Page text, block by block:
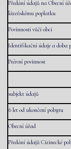
Předání údajů na Obecní
lázeňskému poplatku
Povinnosti vůči obci
Identifikační údaje a doba
Právní povinnost
subjekt údajů
6 let od ukončení pobytu
Obecní úřad
Předání údajů Cizinecké